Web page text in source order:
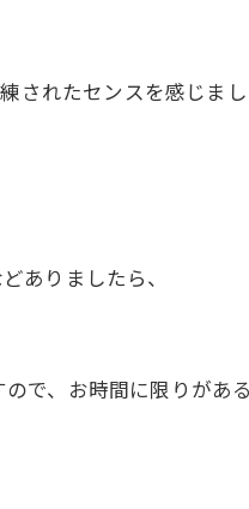
されたセンスを感じま
ありましたら、
で、お時間に限りがあ